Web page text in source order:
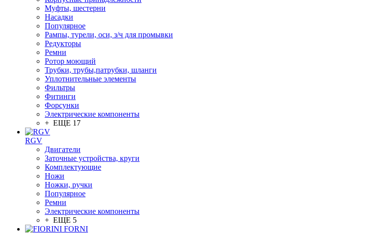
Муфты, шестерни
Насадки
Популярное
Рампы, турели, оси, з/ч для промывки
Редукторы
Ремни
Ротор моющий
Трубки, трубы,патрубки, шланги
Уплотнительные элементы
Фильтры
Фитинги
Форсунки
Электрические компоненты
+ ЕЩЕ 17
RGV
Двигатели
Заточные устройства, круги
Комплектующие
Ножи
Ножки, ручки
Популярное
Ремни
Электрические компоненты
+ ЕЩЕ 5